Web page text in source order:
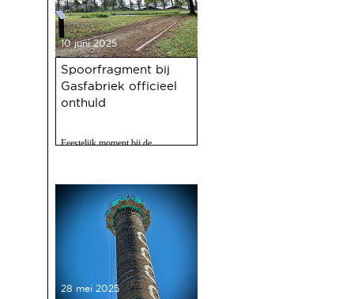
10 juni 2025
Spoorfragment bij
Gasfabriek officieel
onthuld
Feestelijk moment bij de
28 mei 2025